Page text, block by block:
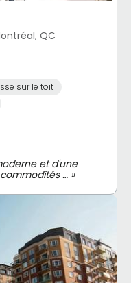
QC
sur le toit
et d'une
… »